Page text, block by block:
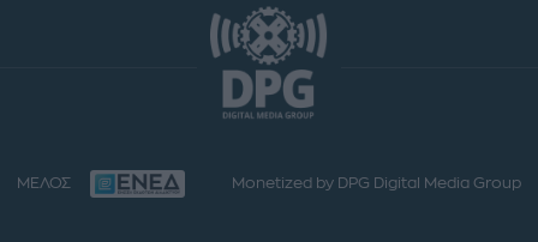
ΜΕΛΟΣ Monetized by DPG Digital Media Group